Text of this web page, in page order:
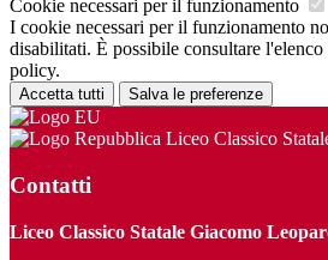
Cookie necessari per il funzionamento
I cookie necessari per il funzionamento
disabilitati. È possibile consultare
policy.
Accetta tutti Salva le preferenze
Liceo Classico
Contatti
Liceo Classico Statale Giacomo